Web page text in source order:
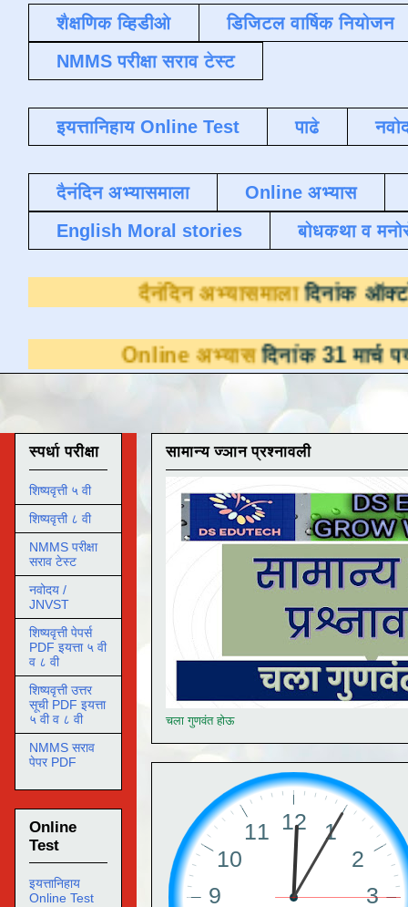
शैक्षणिक व्हिडीओ
डिजिटल वार्षिक नियोजन
NMMS परीक्षा सराव टेस्ट
इयत्तानिहाय Online Test पाढे
दैनंदिन अभ्यासमाला
Online अभ्यास
English Moral stories
बोधकथा व
दैनंदिन
अभ्यासदिनांक 31 मार्च पर्यंत
सामान्य ज्ञान प्रश्नावली
चला गुणवंत होऊ
स्पर्धा परीक्षा
शिष्यवृत्ती ५ वी
शिष्यवृत्ती ८ वी
NMMS परीक्षा
सराव टेस्ट
नवोदय /
JNVST
शिष्यवृत्ती पेपर्स
PDF इयत्ता ५ वी
व ८ वी
शिष्यवृत्ती उत्तर
सूची PDF इयत्ता
५ वी व ८ वी
NMMS सराव
पेपर PDF
Online
Test
इयत्तानिहाय
Online Test